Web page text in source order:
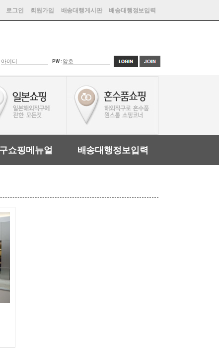
로그인 회원가입 배송대행게시판 배송대행정보입력
PW :
쇼핑메뉴얼 배송대행정보입력